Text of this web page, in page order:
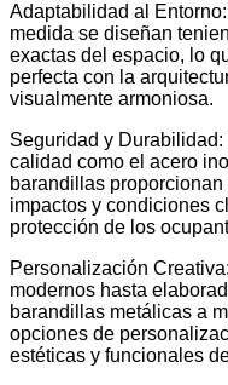
Adaptabilidad al
medida se diseñan
exactas del espacio, lo
perfecta con la
visualmente armoniosa.
Seguridad y
calidad como el acero
barandillas
impactos y condiciones
protección de los
Personalización
modernos hasta
barandillas metálicas a
opciones de
estéticas y funcionales